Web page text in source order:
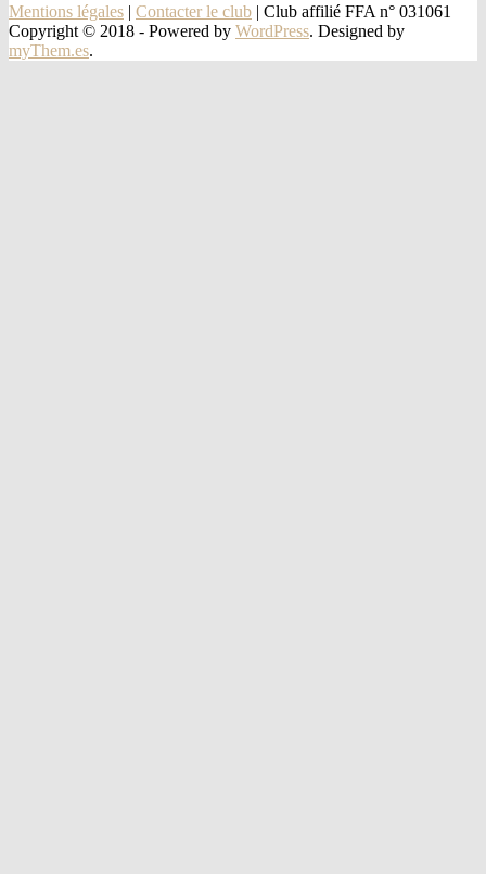
Mentions légales | Contacter le club | Club affilié FFA n° 031061
Copyright © 2018 - Powered by WordPress. Designed by
myThem.es.